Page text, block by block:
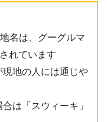
名は、グーグルマ
れています
現地の人には通じや
は「スウィーキ」